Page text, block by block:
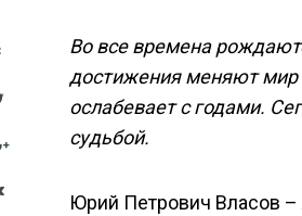
Во все времена
достижения меняют мир
ослабевает с годами.
судьбой.
Юрий Петрович Власов –